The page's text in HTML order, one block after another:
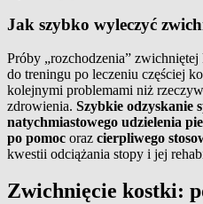
Jak szybko wyleczyć
Próby „rozchodzenia”
do treningu po leczeniu częściej
kolejnymi problemami niż
zdrowienia. Szybkie odzyskanie
natychmiastowego udzielenia
po pomoc oraz cierpliwego
kwestii odciążania stopy i jej
Zwichnięcie kostki: